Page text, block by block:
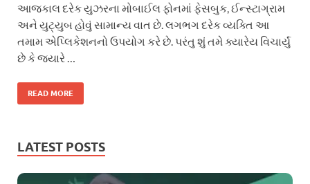
આજકાલ દરેક યુઝરના મોબાઈલ ફોનમાં ફેસબુક, ઈન્સ્ટાગ્રામ
અને યુટ્યુબ હોવું સામાન્ય વાત છે. લગભગ દરેક વ્યક્તિ આ
તમામ એપ્લિકેશનનો ઉપયોગ કરે છે. પરંતુ શું તમે ક્યારેય વિચાર્યું
છે કે જ્યારે …
READ MORE
LATEST POSTS